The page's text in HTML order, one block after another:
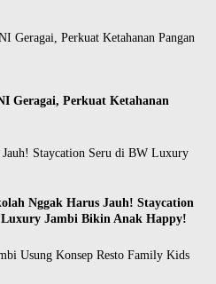
Geragai, Perkuat Ketahanan
Nggak Harus Jauh! Staycation
Jambi Bikin Anak Happy!